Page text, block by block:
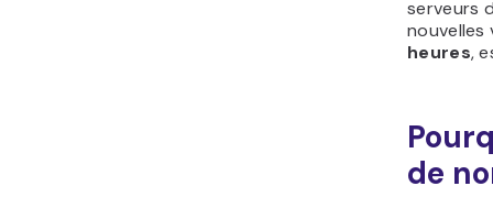
serveurs
nouvelles
heures,
de